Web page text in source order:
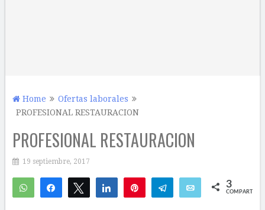
Home
Ofertas laborales
PROFESIONAL RESTAURACION
PROFESIONAL RESTAURACION
19 septiembre, 2017
WhatsAppCompartirTwittear Compartir Telegram Email 3
COMPARTIR